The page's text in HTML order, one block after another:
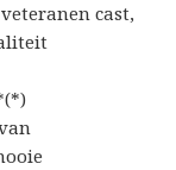
cast,